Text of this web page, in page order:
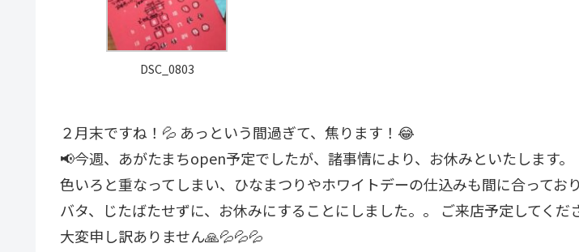
DSC_0803
２月末ですね！💦 あっという間過ぎて、焦ります！😂
📢今週、あがたまちopen予定でしたが、諸事情により、お休みといたします。
色いろと重なってしまい、ひなまつりやホワイトデーの仕込みも間に合ってお
バタ、じたばたせずに、お休みにすることにしました。。 ご来店予定してくだ
大変申し訳ありません🙏💦💦💦